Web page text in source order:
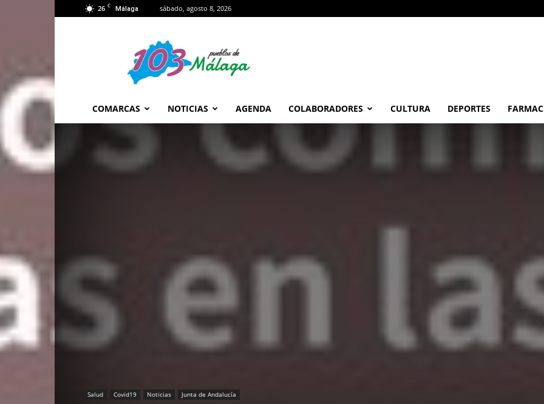
26 C Málaga sábado, agosto 8, 2026
Málaga
COMARCAS NOTICIAS AGENDA COLABORADORES CULTURA DEPORTES
Salud Covid19 Noticias Junta de Andalucía